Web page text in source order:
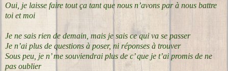
Oui, je laisse faire tout ça tant que nous n’avons par à nous battre
toi et moi
Je ne sais rien de demain, mais je sais ce qui va se passer
Je n’ai plus de questions à poser, ni réponses à trouver
Sous peu, je n’ me souviendrai plus de c’ que je t’ai promis de ne
pas oublier